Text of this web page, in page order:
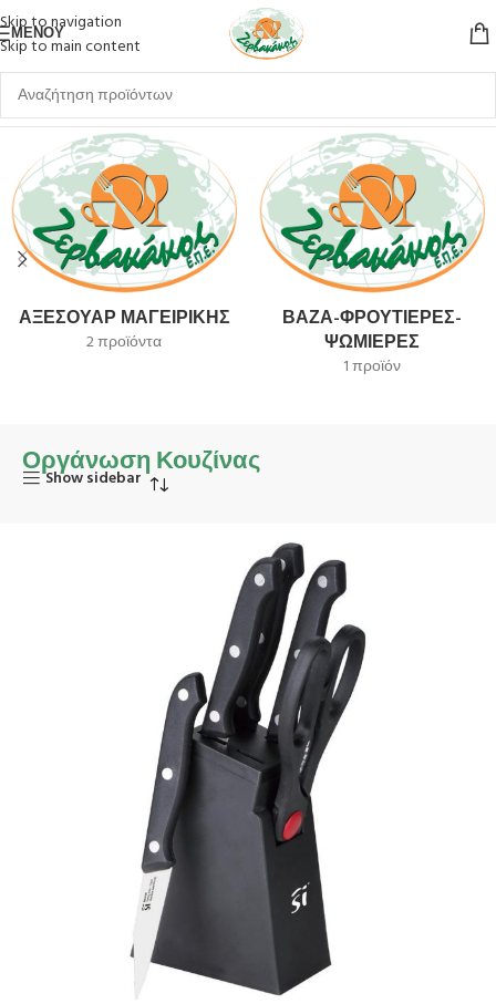
Skip to navigation
Skip to main content
ΜΕΝΟΎ
Αρχική σελίδα Είδη Σπιτιού Οργάνωση Κουζίνας
ΑΞΕΣΟΥΆΡ ΜΑΓΕΙΡΙΚΉΣ
2 προϊόντα
ΒΆΖΑ-ΦΡΟΥΤΙΈΡΕΣ-
ΨΩΜΙΈΡΕΣ
1 προϊόν
Οργάνωση Κουζίνας
Show sidebar